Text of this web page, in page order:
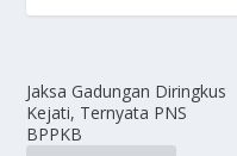
Jaksa Gadungan Diringkus
Kejati, Ternyata PNS
BPPKB